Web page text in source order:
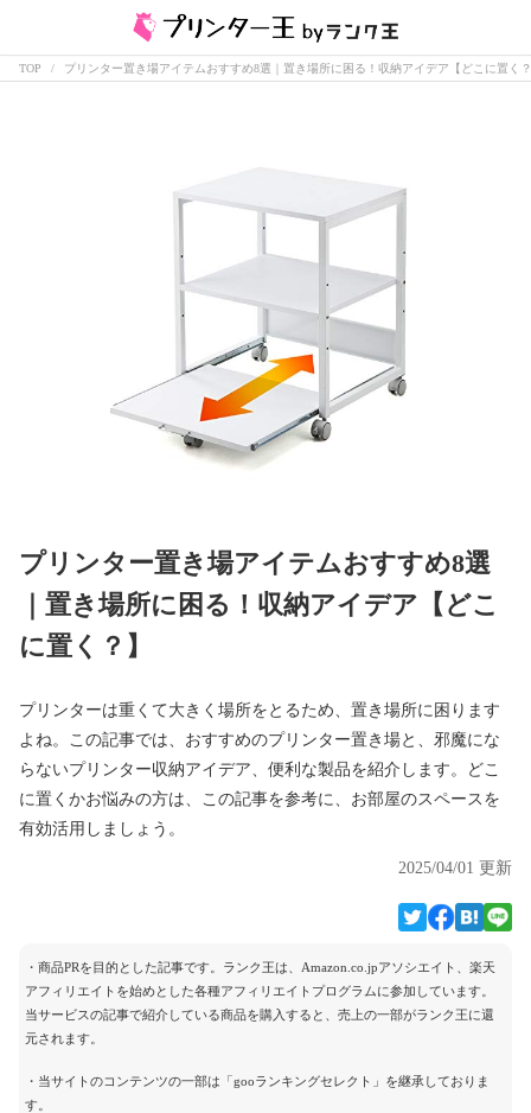
TOP プリンター置き場アイテムおすすめ8選｜置き場所に困る！収納アイデア【どこに置く
プリンター置き場アイテムおすすめ8選
｜置き場所に困る！収納アイデア【どこ
に置く？】
プリンターは重くて大きく場所をとるため、置き場所に困ります
よね。この記事では、おすすめのプリンター置き場と、邪魔にな
らないプリンター収納アイデア、便利な製品を紹介します。どこ
に置くかお悩みの方は、この記事を参考に、お部屋のスペースを
有効活用しましょう。
2025/04/01 更新
・商品PRを目的とした記事です。ランク王は、Amazon.co.jpアソシエイト、楽天
アフィリエイトを始めとした各種アフィリエイトプログラムに参加しています。
当サービスの記事で紹介している商品を購入すると、売上の一部がランク王に還
元されます。
・当サイトのコンテンツの一部は「gooランキングセレクト」を継承しておりま
す。